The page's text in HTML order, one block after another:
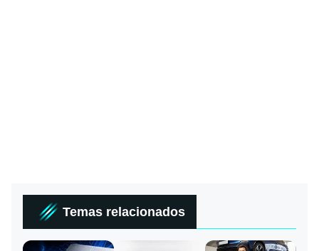
Temas relacionados